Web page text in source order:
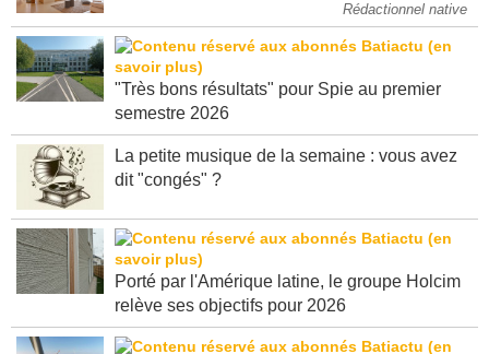
Rédactionnel native
"Très bons résultats" pour Spie au premier
semestre 2026
La petite musique de la semaine : vous avez
dit "congés" ?
Porté par l'Amérique latine, le groupe Holcim
relève ses objectifs pour 2026